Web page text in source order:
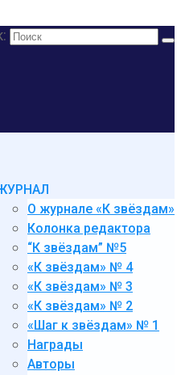
О журнале «К звёздам»
Колонка редактора
“К звёздам” №5
«К звёздам» № 4
«К звёздам» № 3
«К звёздам» № 2
«Шаг к звёздам» № 1
Награды
Авторы